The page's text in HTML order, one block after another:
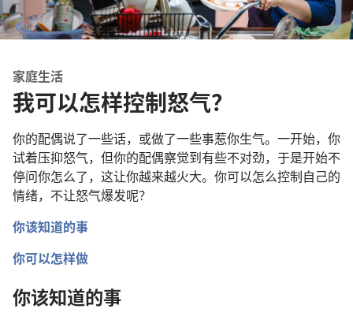
家庭生活
我可以怎样控制怒气？
你的配偶说了一些话，或做了一些事惹你生气。一开始，你
试着压抑怒气，但你的配偶察觉到有些不对劲，于是开始不
停问你怎么了，这让你越来越火大。你可以怎么控制自己的
情绪，不让怒气爆发呢？
你该知道的事
你可以怎样做
你该知道的事